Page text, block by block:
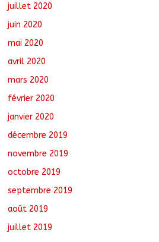
juillet 2020
juin 2020
mai 2020
avril 2020
mars 2020
février 2020
janvier 2020
décembre 2019
novembre 2019
octobre 2019
septembre 2019
août 2019
juillet 2019